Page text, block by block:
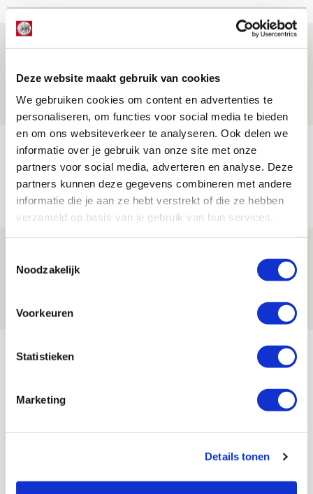
Deze website maakt gebruik van cookies
We gebruiken cookies om content en advertenties te
personaliseren, om functies voor social media te bieden
en om ons websiteverkeer te analyseren. Ook delen we
informatie over je gebruik van onze site met onze
partners voor social media, adverteren en analyse. Deze
partners kunnen deze gegevens combineren met andere
informatie die je aan ze hebt verstrekt of die ze hebben
verzameld op basis van je gebruik van hun services.
Noodzakelijk
Voorkeuren
Statistieken
Marketing
Details tonen
Drie dingen die je moet weten over PEC
NIEUWS
Míchels elf: met welke formatie begin
jij aan nieuw eredivisieseizoen?
08 AUGUSTUS 2026 - 11:34
NIEUWS
maakt Abdalla ‘geen reet’ uit
NIEUWS
AUG
Selectiedag ballenjongens/-meiden
[VOL]
Geef Mij Maar Amsterdam